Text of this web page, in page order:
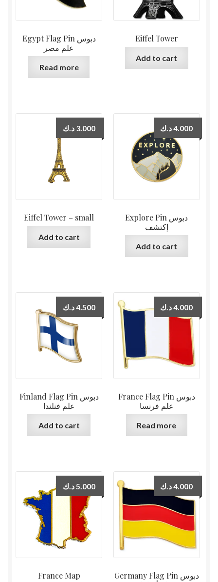
Egypt Flag Pin دبوس
علم مصر
Read more
Eiffel Tower
Add to cart
Eiffel Tower – small
3.000 د.ك
Add to cart
Explore Pin دبوس
إكتشف
4.000د.ك
Add to cart
Finland Flag Pin دبوس
علم فنلندا
4.500د.ك
Add to cart
France Flag Pin دبوس
علم فرنسا
4.000د.ك
Read more
France Map
5.000د.ك
Germany Flag Pin دبوس
4.000د.ك